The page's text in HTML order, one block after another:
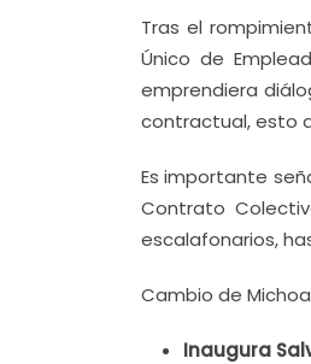
Tras el
Único de
emprendiera
contractual, esto
Es importante
Contrato
escalafonarios,
Cambio de
Inaugura